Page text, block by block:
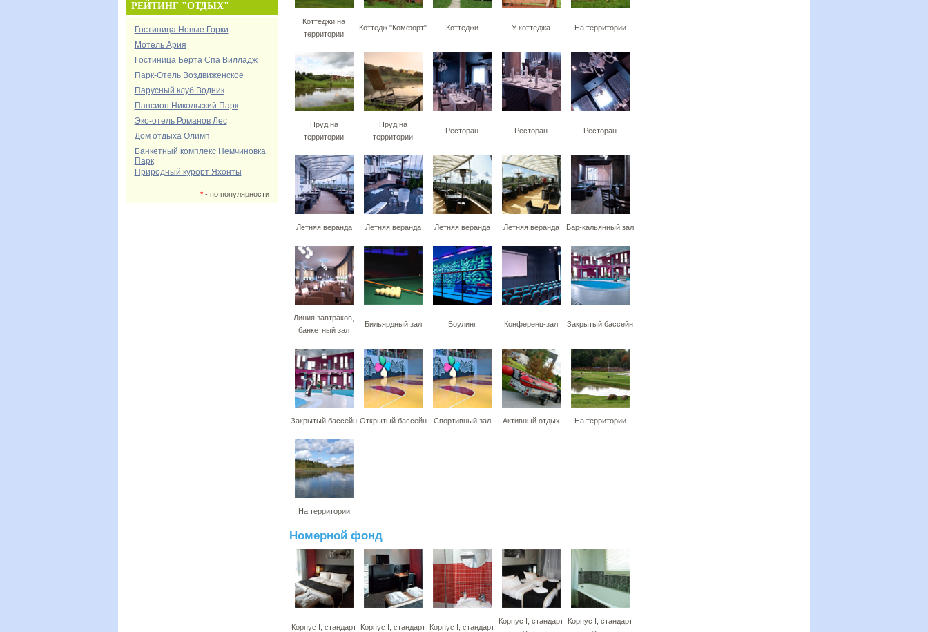
РЕЙТИНГ "ОТДЫХ"
Гостиница Новые Горки
Мотель Ария
Гостиница Берта Спа Вилладж
Парк-Отель Воздвиженское
Парусный клуб Водник
Пансион Никольский Парк
Эко-отель Романов Лес
Дом отдыха Олимп
Банкетный комплекс Немчиновка
Парк
Природный курорт Яхонты
*- по популярности
Коттеджи на
территории
Коттедж "Комфорт" Коттеджи У коттеджа На территории
Пруд на
территории
Пруд на
территории
Ресторан Ресторан Ресторан
Летняя веранда Летняя веранда Летняя веранда Летняя веранда Бар-кальянный зал
Линия завтраков,
банкетный зал
Бильярдный зал Боулинг Конференц-зал Закрытый бассейн
Закрытый бассейн Открытый бассейн Спортивный зал Активный отдых На территории
На территории
Номерной фонд
Корпус I, стандарт Корпус I, стандарт Корпус I, стандарт
Корпус I, стандарт Корпус I, стандарт